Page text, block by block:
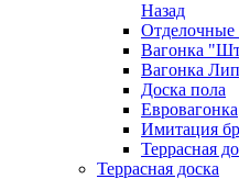
Назад
Отделочные
Вагонка
Вагонка
Доска пола
Евровагонка
Имитация
Террасная
Террасная доска